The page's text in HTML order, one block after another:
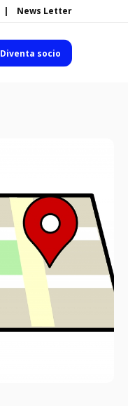
News Letter
Diventa socio